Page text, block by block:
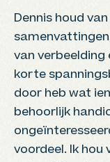
Dennis houd
van verbeelding
korte
door heb wat
behoorlijk
voordeel. Ik hou